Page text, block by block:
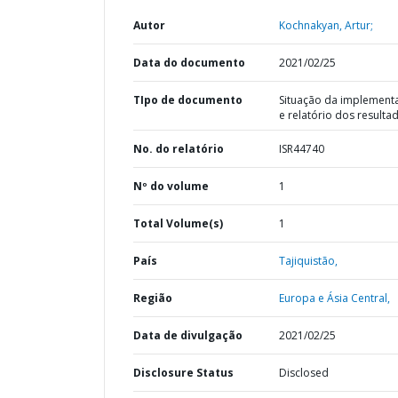
Autor Kochnakyan, Artur;
Data do documento 2021/02/25
TIpo de documento
Situação da
e relatório dos
No. do relatório ISR44740
Nº do volume 1
Total Volume(s) 1
País Tajiquistão,
Região Europa e Ásia Central,
Data de divulgação 2021/02/25
Disclosure Status Disclosed